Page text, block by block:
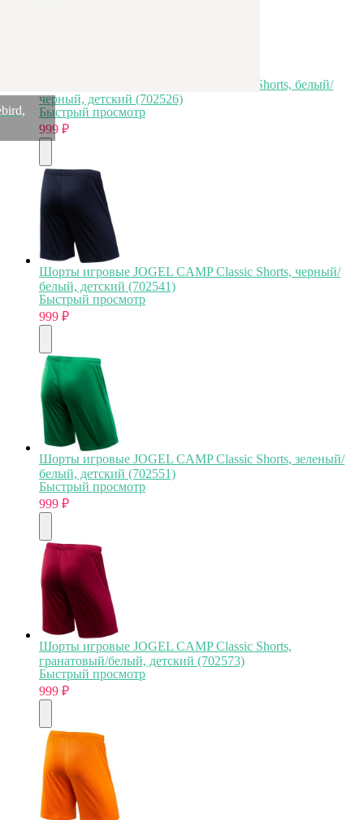
Шорты игровые JOGEL CAMP Classic Shorts, белый/
черный, детский (702526)
Быстрый просмотр
999 ₽
Шорты игровые JOGEL CAMP Classic Shorts, черный/
белый, детский (702541)
Быстрый просмотр
999 ₽
Шорты игровые JOGEL CAMP Classic Shorts, зеленый/
белый, детский (702551)
Быстрый просмотр
999 ₽
Шорты игровые JOGEL CAMP Classic Shorts,
гранатовый/белый, детский (702573)
Быстрый просмотр
999 ₽